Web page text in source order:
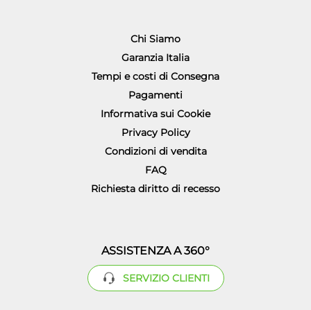
Chi Siamo
Garanzia Italia
Tempi e costi di Consegna
Pagamenti
Informativa sui Cookie
Privacy Policy
Condizioni di vendita
FAQ
Richiesta diritto di recesso
ASSISTENZA A 360°
SERVIZIO CLIENTI